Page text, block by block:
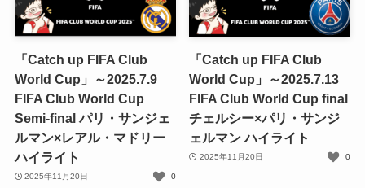
「Catch up FIFA Club
World Cup」～2025.7.9
FIFA Club World Cup
Semi-final パリ・サンジェ
ルマン×レアル・マドリー
ハイライト
2025年11月20日 0
「Catch up FIFA Club
World Cup」～2025.7.13
FIFA Club World Cup final
チェルシー×パリ・サンジ
ェルマン ハイライト
2025年11月20日 0